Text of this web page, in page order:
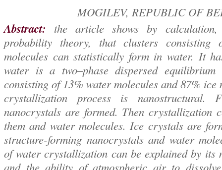
MOGILEV, REPUBLIC OF
Abstract: the article shows by
probability theory, that clusters
molecules can statistically form in water. It
water is a two–phase dispersed equilibrium
consisting of 13% water molecules and 87%
crystallization process is nanostructural.
nanocrystals are formed. Then crystallization
them and water molecules. Ice crystals are
structure-forming nanocrystals and water
of water crystallization can be explained by its